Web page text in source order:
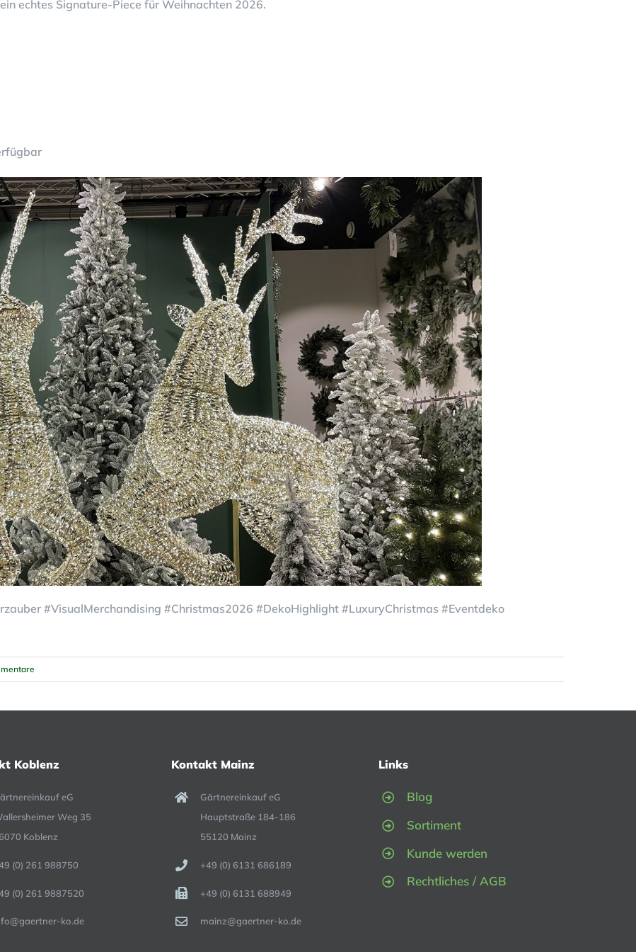
echtes Signature-Piece für Weihnachten 2026.
#VisualMerchandising #Christmas2026 #DekoHighlight #LuxuryChristmas #Eventdeko
Koblenz
eG
Weg 35
Koblenz
(0) 261 988750
(0) 261 9887520
ko.de
Kontakt Mainz
Gärtnereinkauf eG
Hauptstraße 184-186
55120 Mainz
+49 (0) 6131 686189
+49 (0) 6131 688949
mainz@gaertner-ko.de
Links
Blog
Sortiment
Kunde werden
Rechtliches / AGB